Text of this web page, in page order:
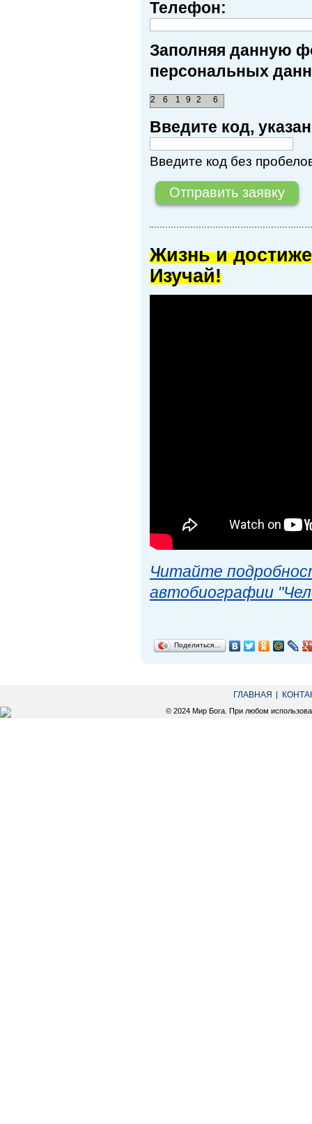
Телефон:
Заполняя данную
персональных
6
1 9 2
6
2
Введите код,
Введите код без
Жизнь и
Изучай!
Читайте
автобиографии
Поделиться…
ГЛАВНАЯ
© 2024 Мир Бога. При любом